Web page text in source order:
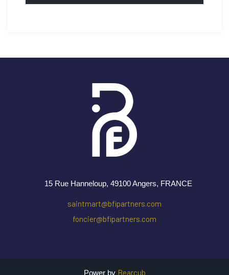
15 Rue Hanneloup, 49100 Angers, FRANCE
saintmart@bfipartners.com
foncier@bfipartners.com
Power by Bearcub